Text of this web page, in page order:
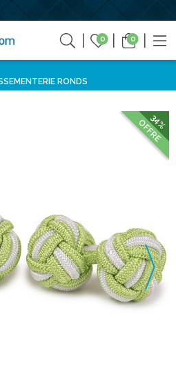
0 0
RONDS
34%
OFFRE